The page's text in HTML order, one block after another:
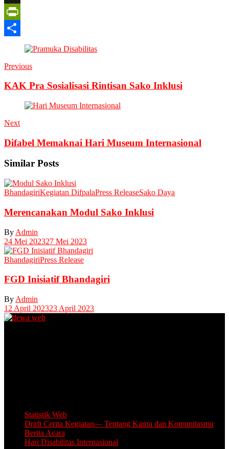
Translate
X
PrintFriendly
Previous
KAK Pra Sosialisasi Rintisan Sako Inklusi
Next
Difabel Memaknai Hari Museum Internasional
Similar Posts
BhandagiriKegiatan DifpalaPress ReleaseSako Daya
Merencanakan Modul Sako Inklusi
By Admin
24 Mei 202327 Mei 2023
BhandagiriPress Release
FGD Inisiatif Bhandagiri
By Admin
12 April 202323 April 2023
Statistik Web
Draft Cerita Kegiatan— Tentang Kamu dan Komunitasmu
Berita Acara
Hari Disabilitas Internasional